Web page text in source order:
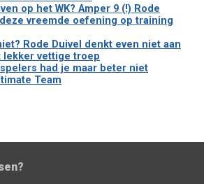
op het WK? Amper 9 (!) Rode
vreemde oefening op training
Rode Duivel denkt even niet aan
lekker vettige troep
spelers had je maar beter niet
Team